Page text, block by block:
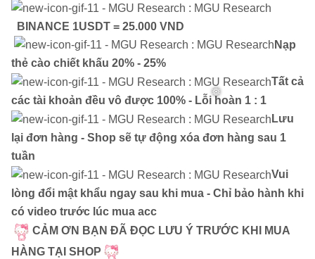
ĐƠN HÀNG GẦN ĐÂY
...HANmua1 ExpressVPN 1 tháng [ Acc
Cấp ]...với giá
BINANCE 1USDT = 25.000 VND
Nạp
thẻ cào chiết khấu 20% - 25%
Tất cả
các tài khoản đều vô được 100% - Lỗi hoàn 1 : 1
Lưu
lại đơn hàng - Shop sẽ tự động xóa đơn hàng sau 1
tuần
Vui
lòng đổi mật khẩu ngay sau khi mua - Chỉ bảo hành khi
có video trước lúc mua acc
CẢM ƠN BẠN ĐÃ ĐỌC LƯU Ý TRƯỚC KHI MUA
HÀNG TẠI SHOP
❅